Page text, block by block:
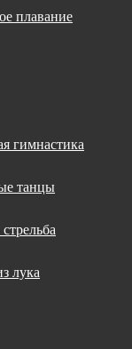
плавание
гимнастика
танцы
лука